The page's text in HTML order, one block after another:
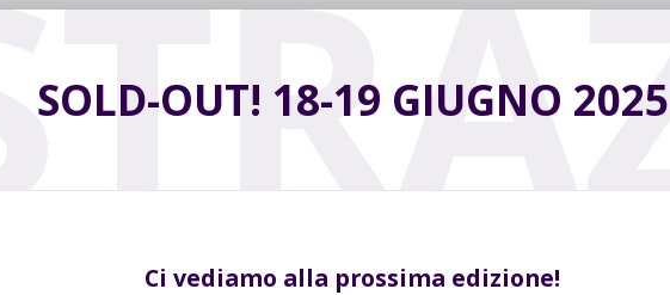
SOLD-OUT! 18-19 GIUGNO 2025
Ci vediamo alla prossima edizione!